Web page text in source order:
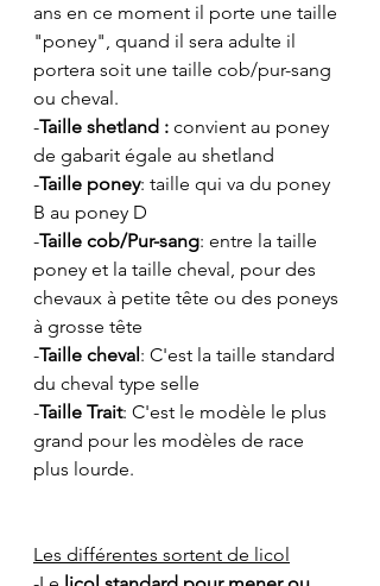
ans en ce moment il porte une taille
"poney", quand il sera adulte il
portera soit une taille cob/pur-sang
ou cheval.
-Taille shetland : convient au poney
de gabarit égale au shetland
-Taille poney: taille qui va du poney
B au poney D
-Taille cob/Pur-sang: entre la taille
poney et la taille cheval, pour des
chevaux à petite tête ou des poneys
à grosse tête
-Taille cheval : C'est la taille standard
du cheval type selle
-Taille Trait: C'est le modèle le plus
grand pour les modèles de race
plus lourde.
Les différentes sortent de licol